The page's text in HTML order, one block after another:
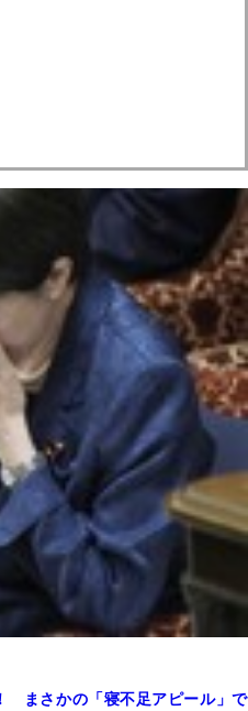
まさかの「寝不足アピール」で